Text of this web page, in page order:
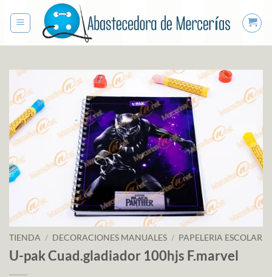
TIENDA / DECORACIONES MANUALES / PAPELERIA ESCOLAR
U-pak Cuad.gladiador 100hjs F.marvel